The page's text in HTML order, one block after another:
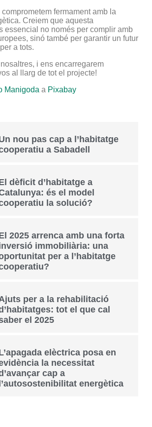
fermament amb la
Creiem que aquesta
essencial no només per complir amb
sinó també per garantir un futur
a tots.
i ens encarregarem
al llarg de tot el projecte!
Manigoda a Pixabay
nou pas cap a l’habitatge
a Sabadell
dèficit d’habitatge a
és el model
la solució?
2025 arrenca amb una forta
immobiliària: una
per a l’habitatge
per a la rehabilitació
tot el que cal
el 2025
elèctrica posa en
la necessitat
cap a
energètica